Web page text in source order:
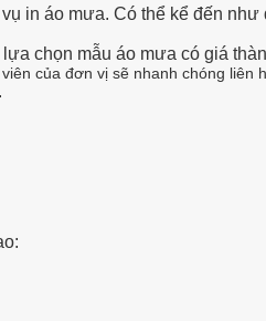
in áo mưa. Có thể kể đến
chọn mẫu áo mưa có giá
của đơn vị sẽ nhanh chóng liên